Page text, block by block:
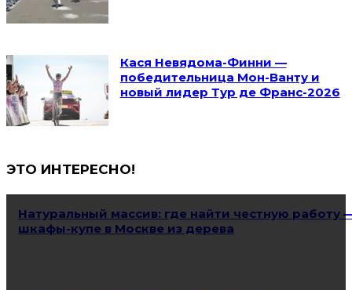
Кася Невядома-Финни —
победительница Мон-Ванту и
новый лидер Тур де Франс-2026
ЭТО ИНТЕРЕСНО!
Натуральный массив: где найти честную работу
шкафы-купе в Москве из дерева